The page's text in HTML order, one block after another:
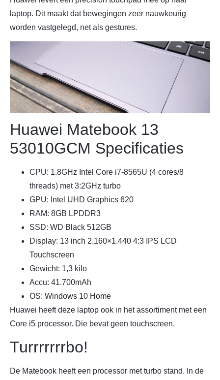
laptop. Dit maakt dat bewegingen zeer nauwkeurig
worden vastgelegd, net als gestures.
Huawei Matebook 13
53010GCM Specificaties
CPU: 1.8GHz Intel Core i7-8565U (4 cores/8
threads) met 3:2GHz turbo
GPU: Intel UHD Graphics 620
RAM: 8GB LPDDR3
SSD: WD Black 512GB
Display: 13 inch 2.160×1.440 4:3 IPS LCD
Touchscreen
Gewicht: 1,3 kilo
Accu: 41.700mAh
OS: Windows 10 Home
Huawei heeft deze laptop ook in het assortiment met een
Core i5 processor. Die bevat geen touchscreen.
Turrrrrrrbo!
De Matebook heeft een processor met turbo stand. In de